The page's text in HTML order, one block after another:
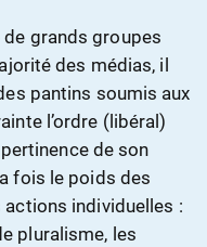
grands groupes
des médias, il
pantins soumis aux
l’ordre (libéral)
de son
fois le poids des
individuelles :
pluralisme, les